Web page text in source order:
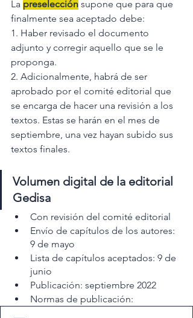
La preselección supone que para que
finalmente sea aceptado debe:
1. Haber revisado el documento
adjunto y corregir aquello que se le
proponga.
2. Adicionalmente, habrá de ser
aprobado por el comité editorial que
se encarga de hacer una revisión a los
textos. Estas se harán en el mes de
septiembre, una vez hayan subido sus
textos finales.
Volumen digital de la editorial
Gedisa
Con revisión del comité editorial
Envío de capítulos de los autores:
9 de mayo
Lista de capítulos aceptados: 9 de
junio
Publicación: septiembre 2022
Normas de publicación: